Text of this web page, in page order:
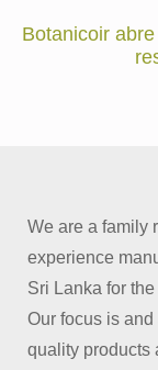
Botanicoir
We are a family
experience
Sri Lanka for
Our focus is
quality products